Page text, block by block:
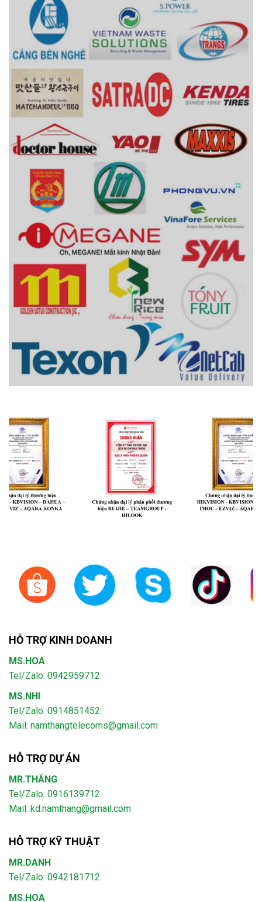
HỖ TRỢ KINH DOANH
MS.HOA
Tel/Zalo: 0942959712
MS.NHI
Tel/Zalo: 0914851452
Mail: namthangtelecoms@gmail.com
HỖ TRỢ DỰ ÁN
MR.THẮNG
Tel/Zalo: 0916139712
Mail: kd.namthang@gmail.com
HỖ TRỢ KỸ THUẬT
MR.DANH
Tel/Zalo: 0942181712
MS.HOA